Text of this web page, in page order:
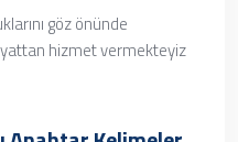
göz önünde
hizmet vermekteyiz